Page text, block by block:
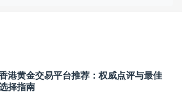
港黄金交易平台推荐：权威点评与最佳
择指南